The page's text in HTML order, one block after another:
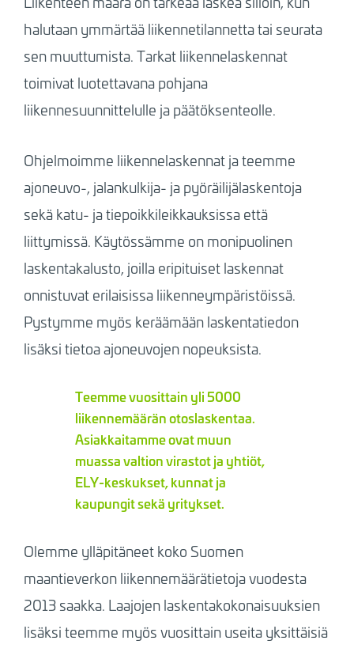
halutaan ymmärtää liikennetilannetta tai seurata
sen muuttumista. Tarkat liikennelaskennat
toimivat luotettavana pohjana
liikennesuunnittelulle ja päätöksenteolle.
Ohjelmoimme liikennelaskennat ja teemme
ajoneuvo-, jalankulkija- ja pyöräilijälaskentoja
sekä katu- ja tiepoikkileikkauksissa että
liittymissä. Käytössämme on monipuolinen
laskentakalusto, joilla eripituiset laskennat
onnistuvat erilaisissa liikenneympäristöissä.
Pystymme myös keräämään laskentatiedon
lisäksi tietoa ajoneuvojen nopeuksista.
Teemme vuosittain yli 5000
liikennemäärän otoslaskentaa.
Asiakkaitamme ovat muun
muassa valtion virastot ja yhtiöt,
ELY-keskukset, kunnat ja
kaupungit sekä yritykset.
Olemme ylläpitäneet koko Suomen
maantieverkon liikennemäärätietoja vuodesta
2013 saakka. Laajojen laskentakokonaisuuksien
lisäksi teemme myös vuosittain useita yksittäisiä